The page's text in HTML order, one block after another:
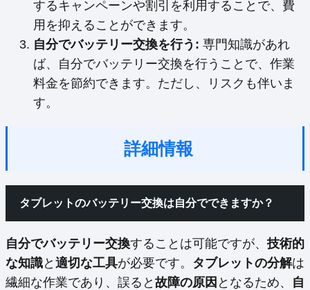
するキャンペーンや割引を利用することで、費
用を抑えることができます。
自分でバッテリー交換を行う: 専門知識があれ
ば、自分でバッテリー交換を行うことで、作業
料金を節約できます。ただし、リスクも伴いま
す。
詳細情報
タブレットのバッテリー交換は自分でできますか？
自分でバッテリー交換することは可能ですが、技術的
な知識と 適切な工具が必要です。 タブレットの分解は
繊細な作業であり、誤ると 故障の原因 となるため、 自